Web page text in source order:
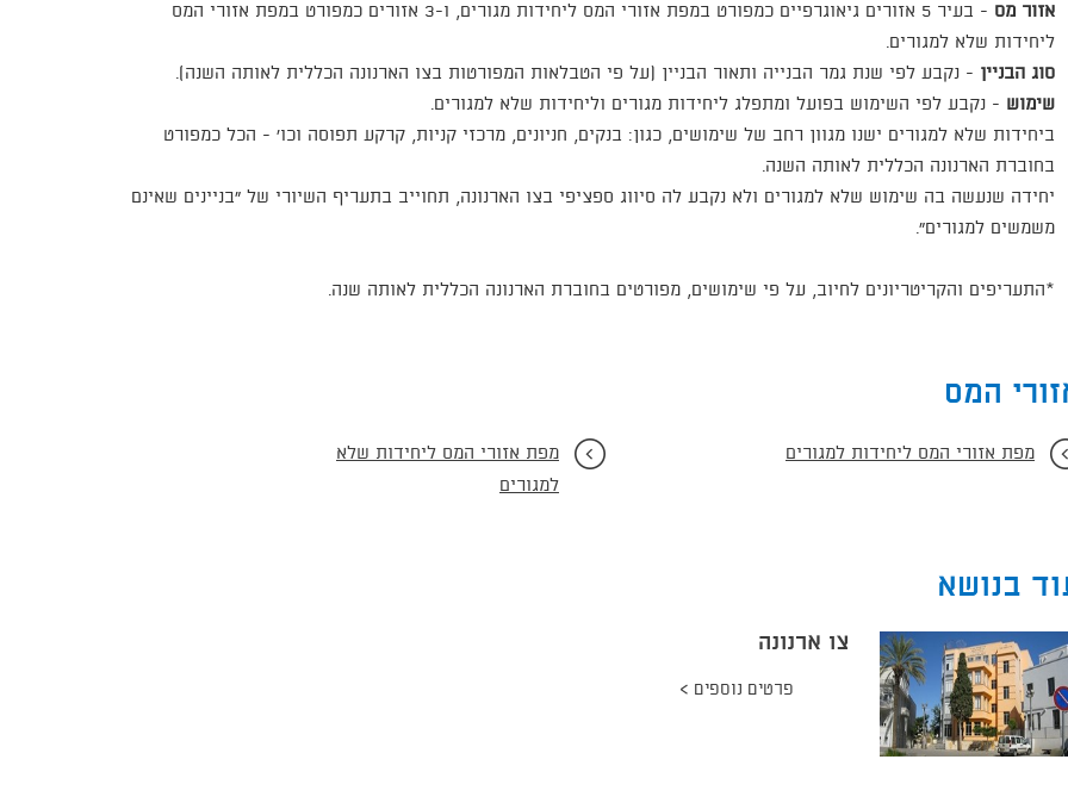
אזור מס
- בעיר 5 אזורים גיאוגרפיים כמפורט במפת אזורי המס ליחידות מגורים, ו-3 אזורים כמפורט במפת אזורי המס
ליחידות שלא למגורים.
סוג הבניין - נקבע לפי שנת גמר הבנייה ותאור הבניין (על פי הטבלאות המפורטות בצו הארנונה הכללית לאותה השנה).
שימוש - נקבע לפי השימוש בפועל ומתפלג ליחידות מגורים וליחידות שלא למגורים.
ביחידות שלא למגורים ישנו מגוון רחב של שימושים, כגון: בנקים, חניונים, מרכזי קניות, קרקע תפוסה וכו' - הכל כמפורט
בחוברת הארנונה הכללית לאותה השנה.
יחידה שנעשה בה שימוש שלא למגורים ולא נקבע לה סיווג ספציפי בצו הארנונה, תחוייב בתעריף השיורי של "בניינים שאינם
משמשים למגורים".
*התעריפים והקריטריונים לחיוב, על פי שימושים, מפורטים בחוברת הארנונה הכללית לאותה שנה.
המס
מפת אזורי המס ליחידות למגורים
מפת אזורי המס ליחידות שלא
למגורים
בנושא
צו ארנונה
פרטים נוספים